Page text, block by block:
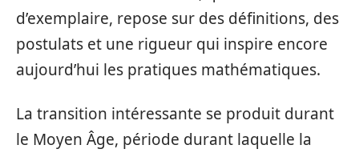
d’exemplaire, repose sur des définitions, des
postulats et une rigueur qui inspire encore
aujourd’hui les pratiques mathématiques.
La transition intéressante se produit durant
le Moyen Âge, période durant laquelle la